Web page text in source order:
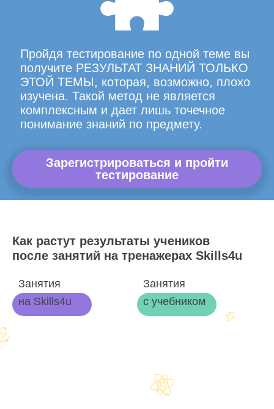
Пройдя тестирование по одной теме вы
получите РЕЗУЛЬТАТ ЗНАНИЙ ТОЛЬКО
ЭТОЙ ТЕМЫ, которая, возможно, плохо
изучена. Такой метод не является
комплексным и дает лишь точечное
понимание знаний по предмету.
Зарегистрироваться и пройти
тестирование
Как растут результаты учеников
после занятий на тренажерах Skills4u
Занятия
на Skills4u
Занятия
с учебником